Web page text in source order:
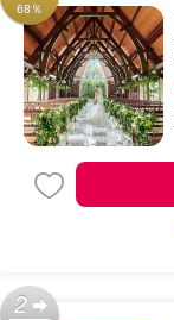
68％
2